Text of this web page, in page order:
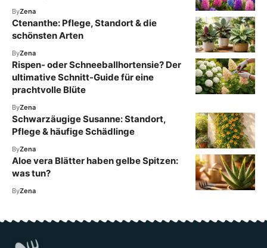
ByZena
Ctenanthe: Pflege, Standort & die
schönsten Arten
ByZena
Rispen- oder Schneeballhortensie? Der
ultimative Schnitt-Guide für eine
prachtvolle Blüte
ByZena
Schwarzäugige Susanne: Standort,
Pflege & häufige Schädlinge
ByZena
Aloe vera Blätter haben gelbe Spitzen:
was tun?
ByZena